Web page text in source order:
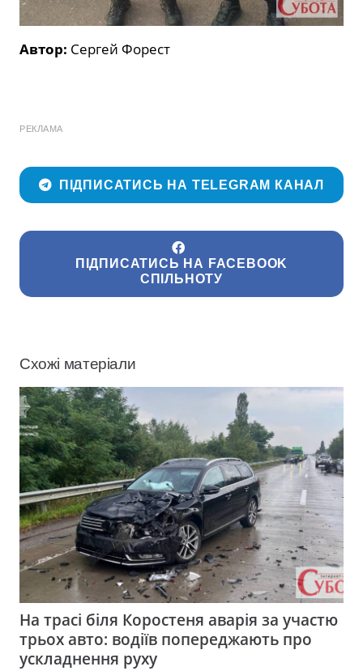
Автор: Сергей Форест
РЕКЛАМА
ПІДПИСАТИСЬ НА TELEGRAM КАНАЛ
ПІДПИСАТИСЬ НА FACEBOOK
СПІЛЬНОТУ
Схожі матеріали
На трасі біля Коростеня аварія за участю
трьох авто: водіїв попереджають про
ускладнення руху